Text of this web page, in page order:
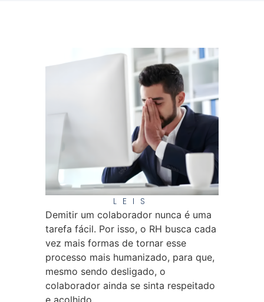
LEIS
Demitir um colaborador nunca é uma
tarefa fácil. Por isso, o RH busca cada
vez mais formas de tornar esse
processo mais humanizado, para que,
mesmo sendo desligado, o
colaborador ainda se sinta respeitado